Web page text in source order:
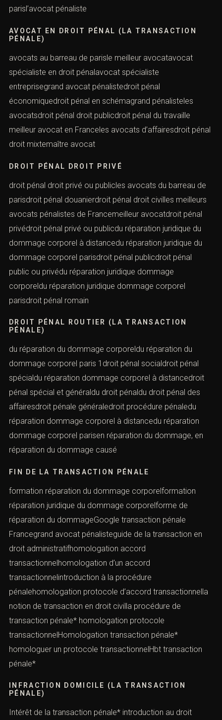
parisl’avocat pénaliste
AVOCAT EN DROIT PÉNAL (LA TRANSACTION
PÉNALE)
avocats au barreau de parisle meilleur avocatavocat
spécialiste en droit pénalavocat spécialiste
entreprisegrand avocat pénalistedroit pénal
économiquedroit pénal en schémagrand pénalisteles
avocatsdroit pénal droit publicdroit pénal du travaille
meilleur avocat en Franceles avocats d’affairesdroit pénal
droit mixtemaître avocat
DROIT PÉNAL DROIT PRIVÉ
droit pénal droit privé ou publicles avocats du barreau de
parisdroit pénal douanierdroit pénal droit civilles meilleurs
avocats pénalistes de Francemeilleur avocatdroit pénal
privédroit pénal privé ou publicdu réparation juridique du
dommage corporel à distancedu réparation juridique du
dommage corporel parisdroit pénal publicdroit pénal
public ou privédu réparation juridique dommage
corporeldu réparation juridique dommage corporel
parisdroit pénal romain
DROIT PÉNAL ROUTIER (LA TRANSACTION
PÉNALE)
du réparation du dommage corporeldu réparation du
dommage corporel paris 1droit pénal socialdroit pénal
spécialdu réparation dommage corporel à distancedroit
pénal spécial et généraldu droit pénaldu droit pénal des
affairesdroit pénale généraledroit procédure pénaledu
réparation dommage corporel à distancedu réparation
dommage corporel parisen réparation du dommage, en
réparation du dommage causé
FIN DE LA TRANSACTION PÉNALE
formation réparation du dommage corporelformation
réparation juridique du dommage corporelforme de
réparation du dommageGoogle transaction pénale
Francegrand avocat pénalisteguide de la transaction en
droit administratifhomologation accord
transactionnelhomologation d’un accord
transactionnelintroduction à la procédure
pénalehomologation protocole d’accord transactionnella
notion de transaction en droit civilla procédure de
transaction pénale* homologation protocole
transactionnelHomologation transaction pénale*
homologuer un protocole transactionnelHbt transaction
pénale*
INFRACTION DOMICILE (LA TRANSACTION
PÉNALE)
Intérêt de la transaction pénale* introduction au droit